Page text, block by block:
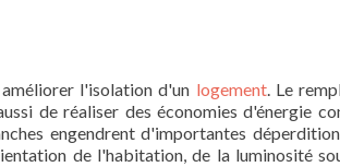
l'isolation d'un logement. Le
de réaliser des économies d'énergie
engendrent d'importantes
de l'habitation, de la luminosité